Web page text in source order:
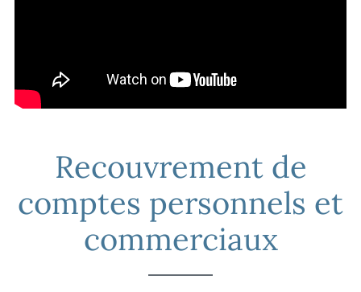
Recouvrement de
comptes personnels et
commerciaux